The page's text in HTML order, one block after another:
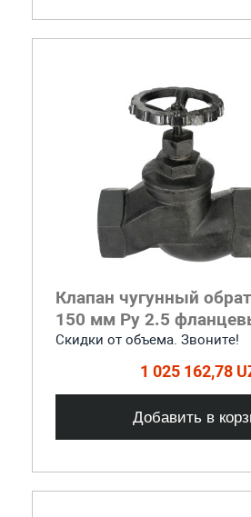
Клапан чугунный
150 мм Ру 2.5
Скидки от объема. Звоните!
1 025 162,78
Добавить в